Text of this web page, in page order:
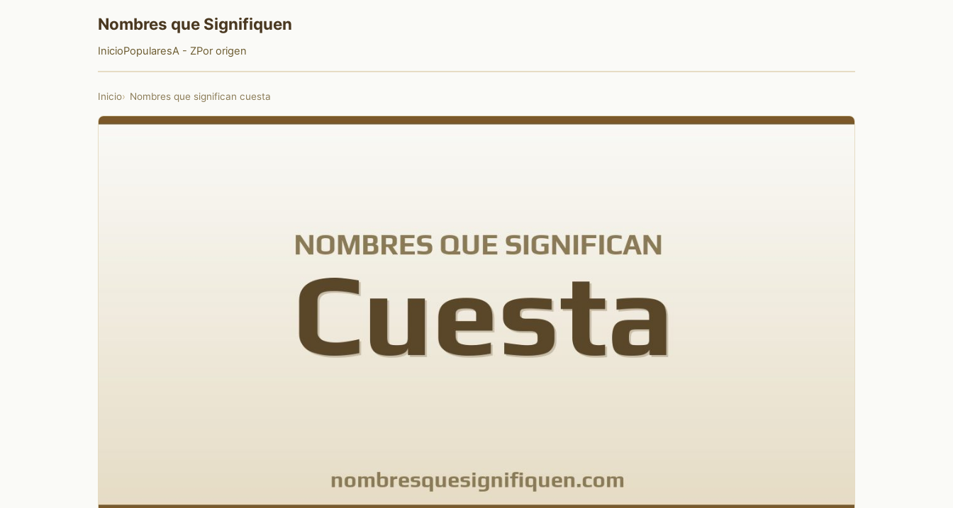
Nombres que Signifiquen
InicioPopularesA - ZPor origen
Inicio Nombres que significan cuesta